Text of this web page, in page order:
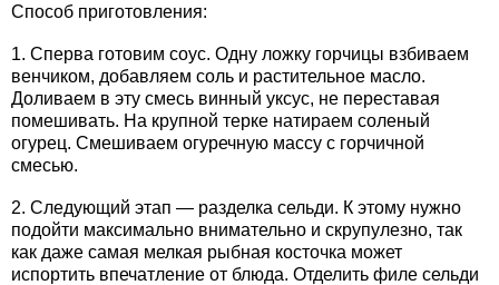
Способ приготовления:
1. Сперва готовим соус. Одну ложку горчицы взбиваем
венчиком, добавляем соль и растительное масло.
Доливаем в эту смесь винный уксус, не переставая
помешивать. На крупной терке натираем соленый
огурец. Смешиваем огуречную массу с горчичной
смесью.
2. Следующий этап — разделка сельди. К этому нужно
подойти максимально внимательно и скрупулезно, так
как даже самая мелкая рыбная косточка может
испортить впечатление от блюда. Отделить филе сельди